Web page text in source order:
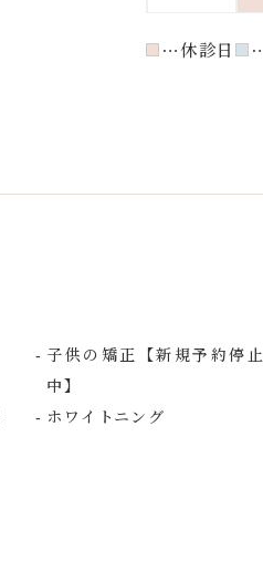
休診日
子供の矯正【新規予約停止
中】
ホワイトニング